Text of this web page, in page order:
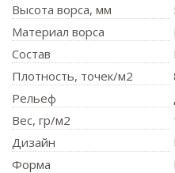
Высота ворса, мм
Материал ворса
Состав
Плотность, точек/м2
Рельеф
Вес, гр/м2
Дизайн
Форма